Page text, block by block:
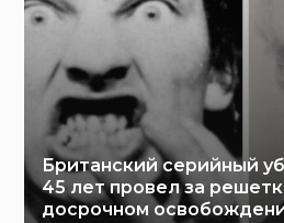
Британский серийный
45 лет провел за
досрочном